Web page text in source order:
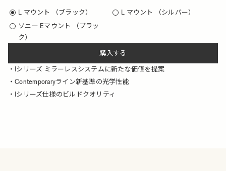
L マウント （ブラック）
L マウント （シルバー）
ソニー Eマウント （ブラッ
ク）
購入する
Iシリーズ ミラーレスシステムに新たな価値を提案
Contemporaryライン新基準の光学性能
Iシリーズ仕様のビルドクオリティ